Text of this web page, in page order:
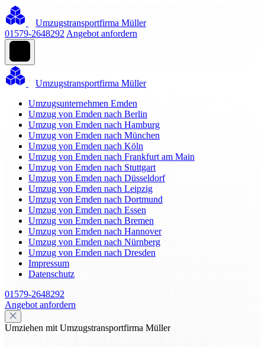
Umzugstransportfirma Müller
01579-2648292 Angebot anfordern
Umzugstransportfirma Müller
Umzugsunternehmen Emden
Umzug von Emden nach Berlin
Umzug von Emden nach Hamburg
Umzug von Emden nach München
Umzug von Emden nach Köln
Umzug von Emden nach Frankfurt am Main
Umzug von Emden nach Stuttgart
Umzug von Emden nach Düsseldorf
Umzug von Emden nach Leipzig
Umzug von Emden nach Dortmund
Umzug von Emden nach Essen
Umzug von Emden nach Bremen
Umzug von Emden nach Hannover
Umzug von Emden nach Nürnberg
Umzug von Emden nach Dresden
Impressum
Datenschutz
01579-2648292
Angebot anfordern
Umziehen mit Umzugstransportfirma Müller